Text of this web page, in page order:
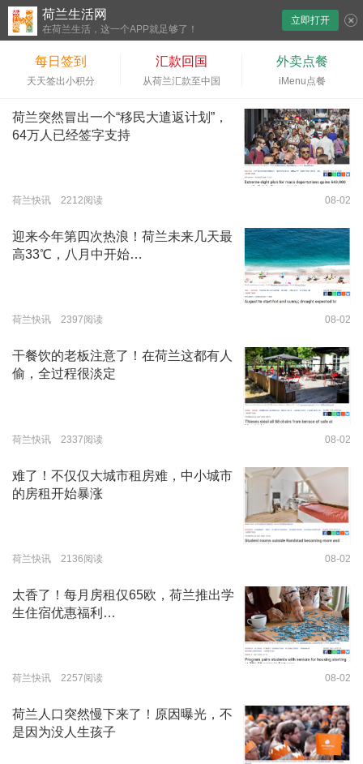
荷兰生活网
在荷兰生活，这一个APP就足够了！
立即打开
每日签到
天天签出小积分
汇款回国
从荷兰汇款至中国
外卖点餐
iMenu点餐
荷兰突然冒出一个“移民大遣返计划”，
64万人已经签字支持
荷兰快讯 2212阅读 08-02
迎来今年第四次热浪！荷兰未来几天最
高33℃，八月中开始…
荷兰快讯 2397阅读 08-02
干餐饮的老板注意了！在荷兰这都有人
偷，全过程很淡定
荷兰快讯 2337阅读 08-02
难了！不仅仅大城市租房难，中小城市
的房租开始暴涨
荷兰快讯 2136阅读 08-02
太香了！每月房租仅65欧，荷兰推出学
生住宿优惠福利…
荷兰快讯 2257阅读 08-02
荷兰人口突然慢下来了！原因曝光，不
是因为没人生孩子